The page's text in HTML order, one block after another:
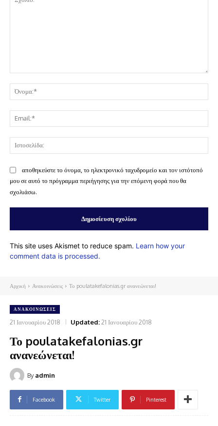
αποθηκεύστε το όνομα, το ηλεκτρονικό ταχυδρομείο και τον ιστότοπό
μου σε αυτό το πρόγραμμα περιήγησης για την επόμενη φορά που θα
σχολιάσω.
This site uses Akismet to reduce spam. Learn how your
comment data is processed.